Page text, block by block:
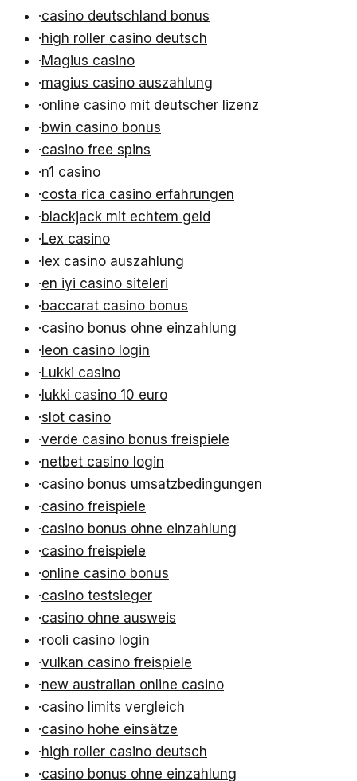
·casino deutschland bonus
·high roller casino deutsch
·Magius casino
·magius casino auszahlung
·online casino mit deutscher lizenz
·bwin casino bonus
·casino free spins
·n1 casino
·costa rica casino erfahrungen
·blackjack mit echtem geld
·Lex casino
· lex casino auszahlung
·en iyi casino siteleri
·baccarat casino bonus
·casino bonus ohne einzahlung
· leon casino login
·Lukki casino
· lukki casino 10 euro
·slot casino
·verde casino bonus freispiele
·netbet casino login
·casino bonus umsatzbedingungen
·casino freispiele
·casino bonus ohne einzahlung
·casino freispiele
·online casino bonus
·casino testsieger
·casino ohne ausweis
·rooli casino login
·vulkan casino freispiele
·new australian online casino
·casino limits vergleich
·casino hohe einsätze
·high roller casino deutsch
·casino bonus ohne einzahlung